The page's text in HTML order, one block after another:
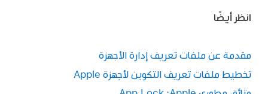
انظر أيضًا
مقدمة عن ملفات تعريف إدارة الأجهزة
تخطيط ملفات تعريف التكوين لأجهزة Apple